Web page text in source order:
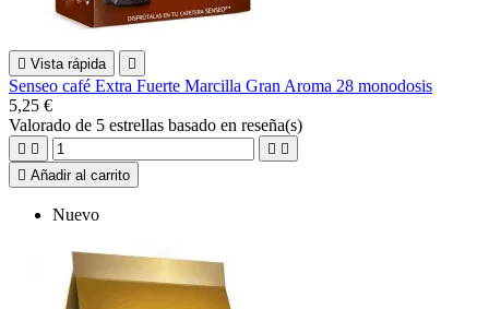
 Vista rápida 
Senseo café Extra Fuerte Marcilla Gran Aroma 28 monodosis
5,25 €
Valorado de 5 estrellas basado en reseña(s)
   
 Añadir al carrito
Nuevo